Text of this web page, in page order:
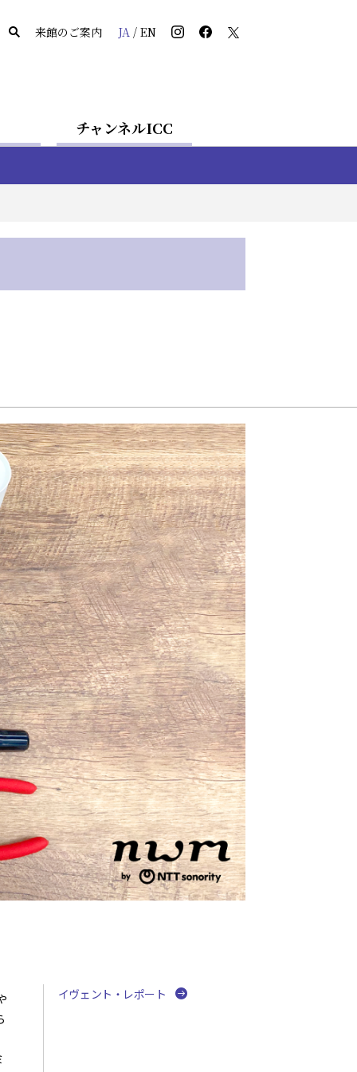
来館のご案内 JA/ EN
チャンネルICC
イヴェント・レポート